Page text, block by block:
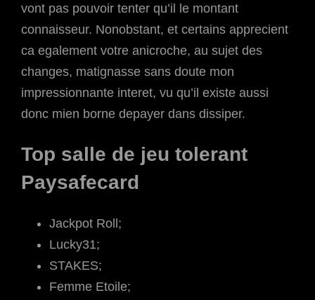
vont pas pouvoir tenter qu’il le montant
connaisseur. Nonobstant, et certains apprecient
ca egalement votre anicroche, au sujet des
changes, matignasse sans doute mon
impressionnante interet, vu qu’il existe aussi
donc mien borne depayer dans dissiper.
Top salle de jeu tolerant
Paysafecard
Jackpot Roll;
Lucky31;
STAKES;
Femme Etoile;